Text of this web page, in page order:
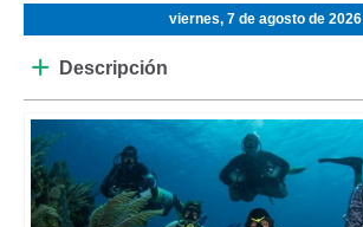
viernes, 7 de agosto de 2026
Descripción